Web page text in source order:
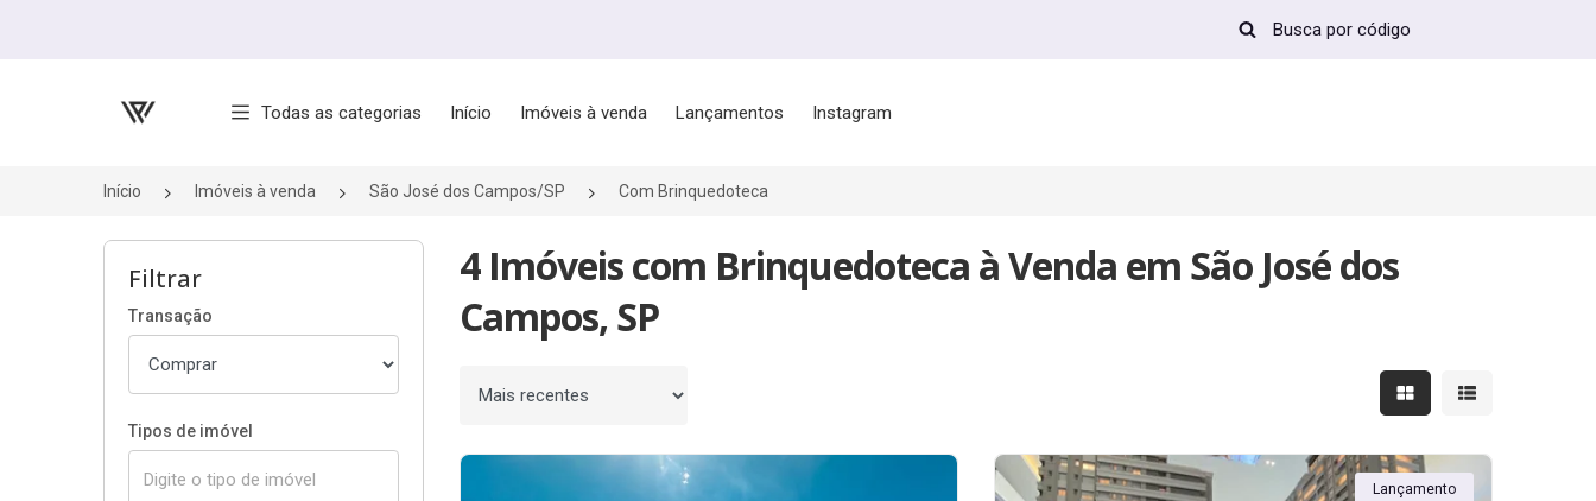
Página inicial
Todas as categorias Início Imóveis à venda Lançamentos Instagram
Início Imóveis à venda São José dos Campos/SP Com Brinquedoteca
Filtrar
Transação
Tipos de imóvel
4 Imóveis com Brinquedoteca à Venda em São José dos
Campos, SP
Ordenar por Mostrar resultados em
Mostrar
Lançamento